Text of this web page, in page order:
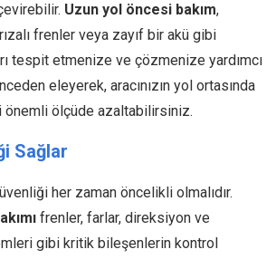
Uzun yol öncesi bakım,
frenler veya zayıf bir akü gibi
tespit etmenize ve çözmenize yardımcı
eleyerek, aracınızın yol ortasında
önemli ölçüde azaltabilirsiniz.
Sağlar
her zaman öncelikli olmalıdır.
frenler, farlar, direksiyon ve
gibi kritik bileşenlerin kontrol